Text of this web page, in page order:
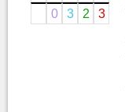
0
3 2 3